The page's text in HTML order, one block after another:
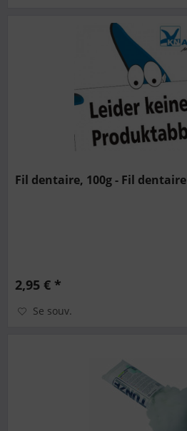
Fil dentaire, 100g - Fil dentaire
2,95 € *
Se souv.